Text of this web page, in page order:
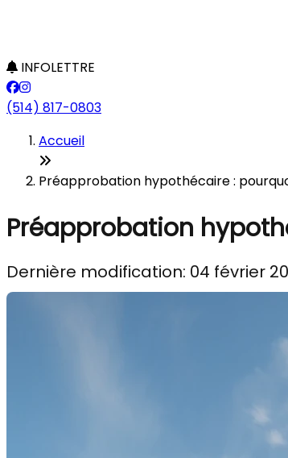
INFOLETTRE
(514) 817-0803
Accueil
Préapprobation hypothécaire :
Préapprobation
Dernière modification: 04 février